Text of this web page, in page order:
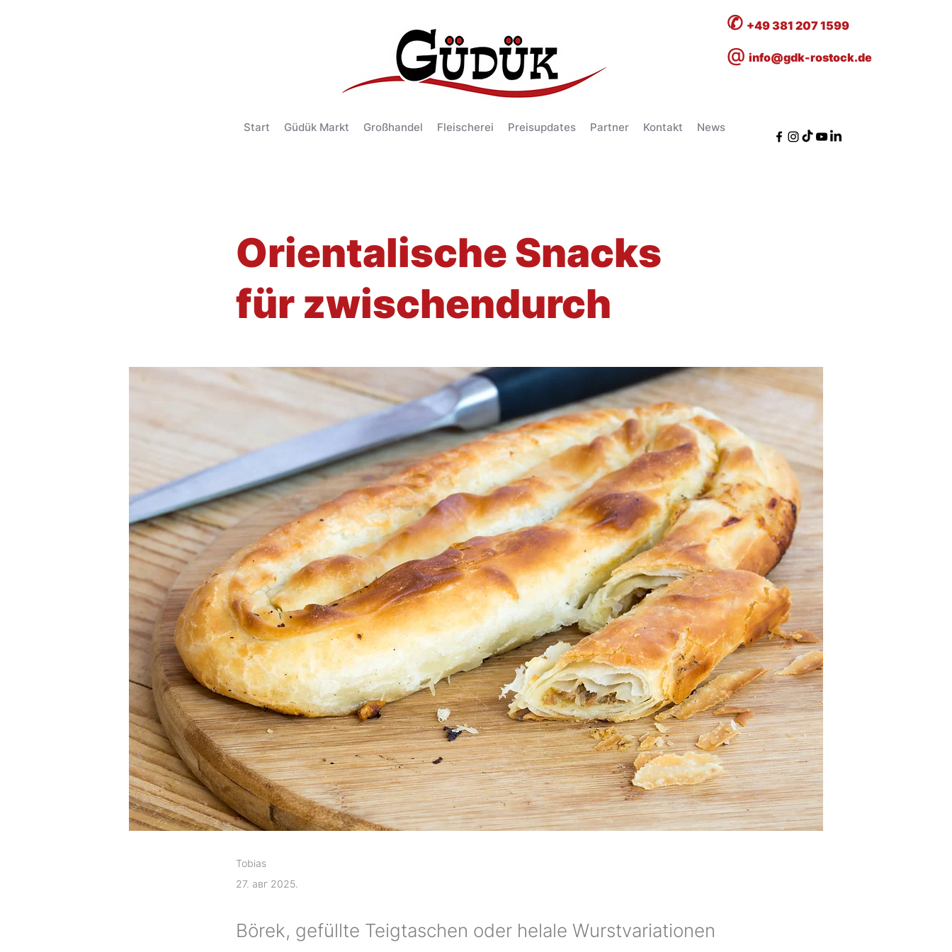
✆ +49 381 207 1599
@ info@gdk-rostock.de
Start Güdük Markt Großhandel Fleischerei Preisupdates Partner Kontakt News
Orientalische Snacks
für zwischendurch
Tobias
27. авг 2025.
Börek, gefüllte Teigtaschen oder helale Wurstvariationen